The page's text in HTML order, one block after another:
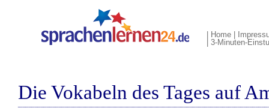
Home
3-Minuten-
Die Vokabeln des Tages auf